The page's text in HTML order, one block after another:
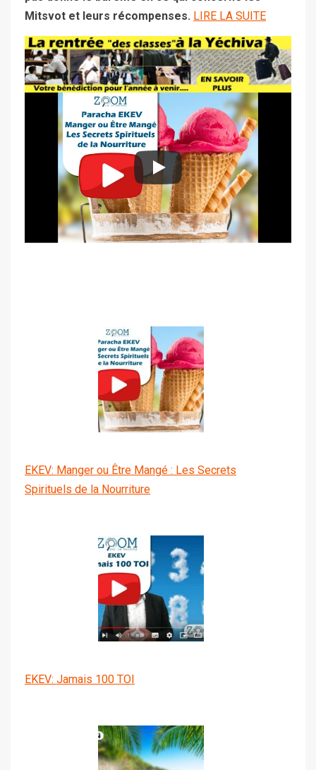
Mitsvot et leurs récompenses. LIRE LA SUITE
EKEV: Manger ou Être Mangé : Les Secrets
Spirituels de la Nourriture
EKEV: Jamais 100 TOI